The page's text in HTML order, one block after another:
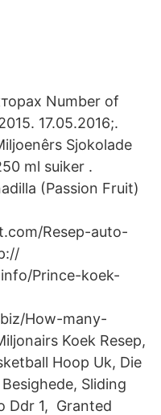
Number of
17.05.2016;.
Sjokolade
ml suiker .
(Passion Fruit)
Resep-auto-
Prince-koek-
How-many-
Koek Resep,
Hoop Uk, Die
Sliding
Ddr 1, Granted